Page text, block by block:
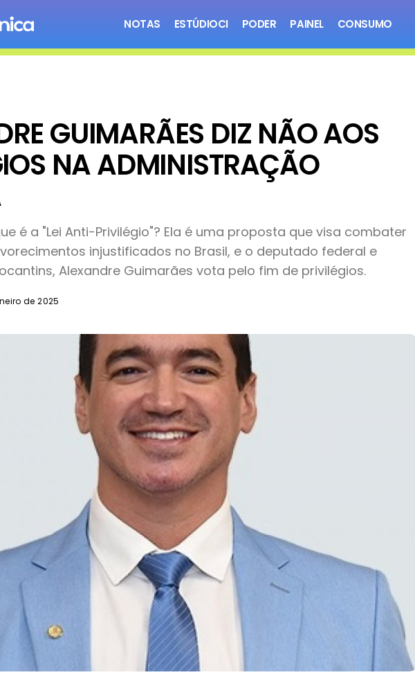
NOTAS ESTÚDIOCI PODER PAINEL CONSUMO
GUIMARÃES DIZ NÃO AOS
NA ADMINISTRAÇÃO
é a "Lei Anti-Privilégio"? Ela é uma proposta que visa combater
injustificados no Brasil, e o deputado federal e
Alexandre Guimarães vota pelo fim de privilégios.
de 2025